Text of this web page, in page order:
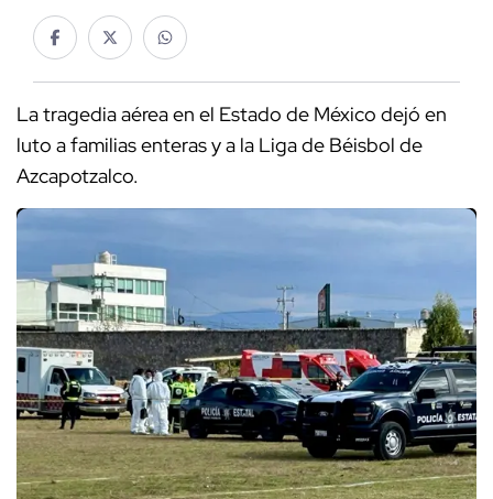
La tragedia aérea en el Estado de México dejó en
luto a familias enteras y a la Liga de Béisbol de
Azcapotzalco.